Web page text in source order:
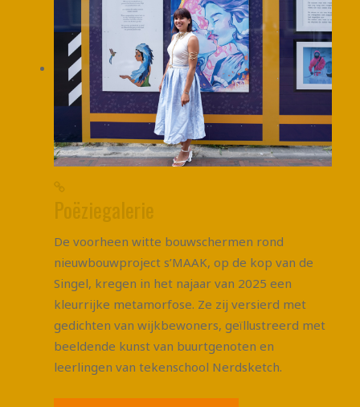
Poëziegalerie
De voorheen witte bouwschermen rond
nieuwbouwproject s’MAAK, op de kop van de
Singel, kregen in het najaar van 2025 een
kleurrijke metamorfose. Ze zij versierd met
gedichten van wijkbewoners, geïllustreerd met
beeldende kunst van buurtgenoten en
leerlingen van tekenschool Nerdsketch.